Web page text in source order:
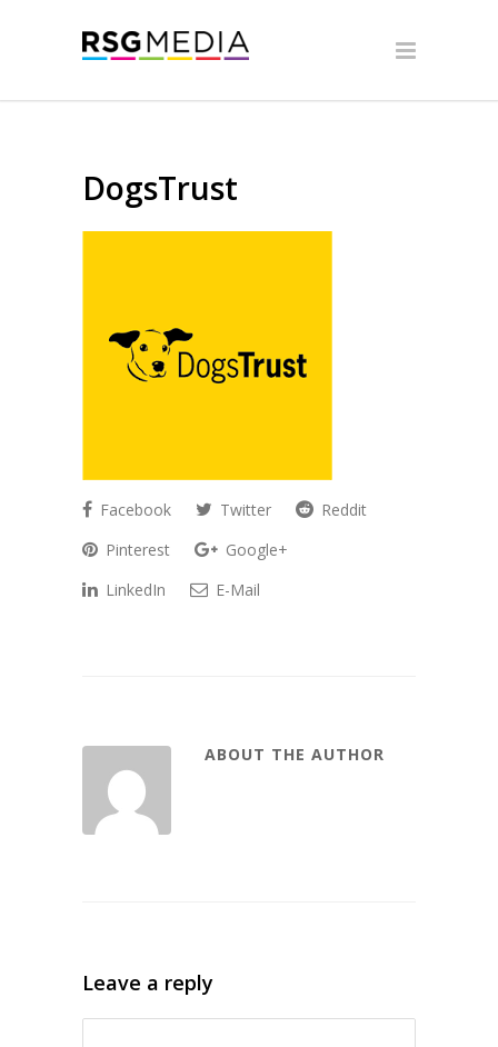
DogsTrust
Facebook Twitter
Reddit
Pinterest
Google+
LinkedIn
E-Mail
ABOUT THE AUTHOR
Leave a reply